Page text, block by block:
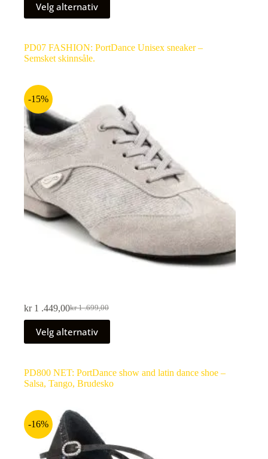
Velg alternativ
PD07 FASHION: PortDance Unisex sneaker –
Semsket skinnsåle.
-15%
kr1 .699,00
kr1 .449,00
Velg alternativ
PD800 NET: PortDance show and latin dance shoe –
Salsa, Tango, Brudesko
-16%